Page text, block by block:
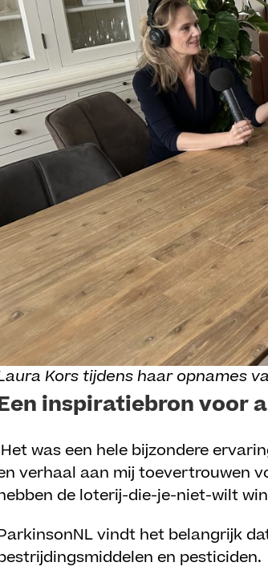
Kors tijdens haar opnames
inspiratiebron voor
was een hele bijzondere
verhaal aan mij toevertrouwen
de loterij-die-je-niet-wilt
vindt het belangrijk
en pesticiden.